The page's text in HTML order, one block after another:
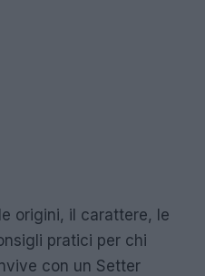
origini, il carattere, le
pratici per chi
con un Setter